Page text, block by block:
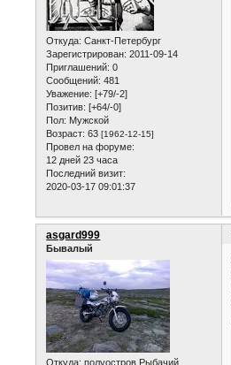
Откуда: Санкт-Петербург
Зарегистрирован: 2011-09-14
Приглашений: 0
Сообщений: 481
Уважение: [+79/-2]
Позитив: [+64/-0]
Пол: Мужской
Возраст: 63[1962-12-15]
Провел на форуме:
12 дней 23 часа
Последний визит:
2020-03-17 09:01:37
asgard999
Бывалый
Откуда: полуостров Рыбачий